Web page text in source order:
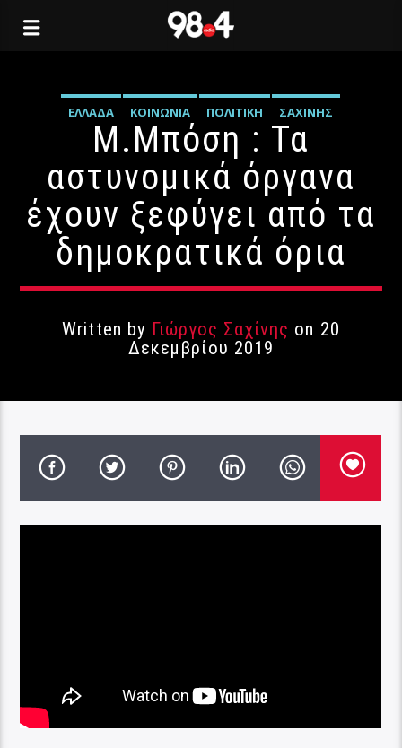
ΕΛΛΆΔΑ ΚΟΙΝΩΝΊΑ ΠΟΛΙΤΙΚΉ ΣΑΧΊΝΗΣ
Μ.Μπόση : Τα
αστυνομικά όργανα
έχουν ξεφύγει από τα
δημοκρατικά όρια
Written by Γιώργος Σαχίνης on 20
Δεκεμβρίου 2019